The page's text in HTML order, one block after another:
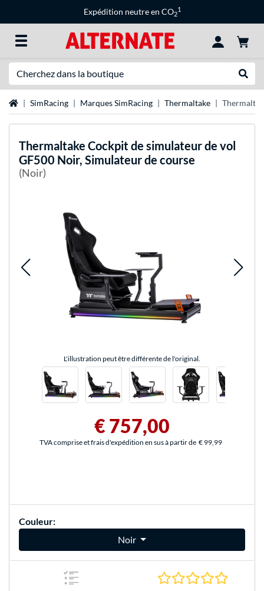
Expédition neutre en CO2
1
Page d'accueil
SimRacing Marques SimRacing Thermaltake
Thermaltake Cockpit de simulateur de vol
GF500 Noir, Simulateur de course
(Noir)
L'illustration peut être différente de l'original.
€ 757,00
TVA comprise et frais d'expédition en sus à partir de € 99,99
Couleur:
Noir